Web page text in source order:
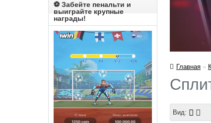
⚽️ Забейте пенальти и
выиграйте крупные
награды!
Главная »
Вид: